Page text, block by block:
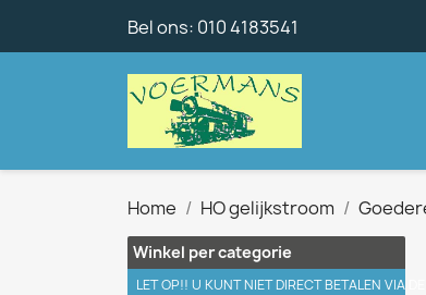
Bel ons: 010 4183541
Home HO gelijkstroom
Winkel per categorie
LET OP!! U KUNT NIET DIRECT BETALEN VIA